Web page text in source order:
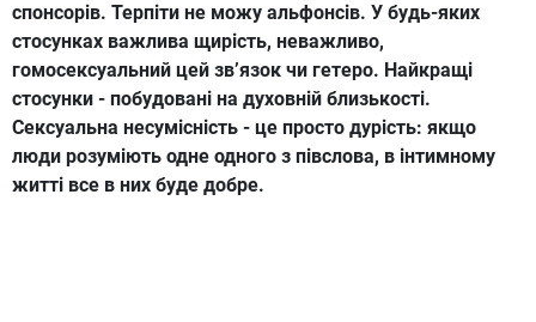
спонсорів. Терпіти не можу альфонсів. У будь-яких
стосунках важлива щирість, неважливо,
гомосексуальний цей зв’язок чи гетеро. Найкращі
стосунки - побудовані на духовній близькості.
Сексуальна несумісність - це просто дурість: якщо
люди розуміють одне одного з півслова, в інтимному
житті все в них буде добре.